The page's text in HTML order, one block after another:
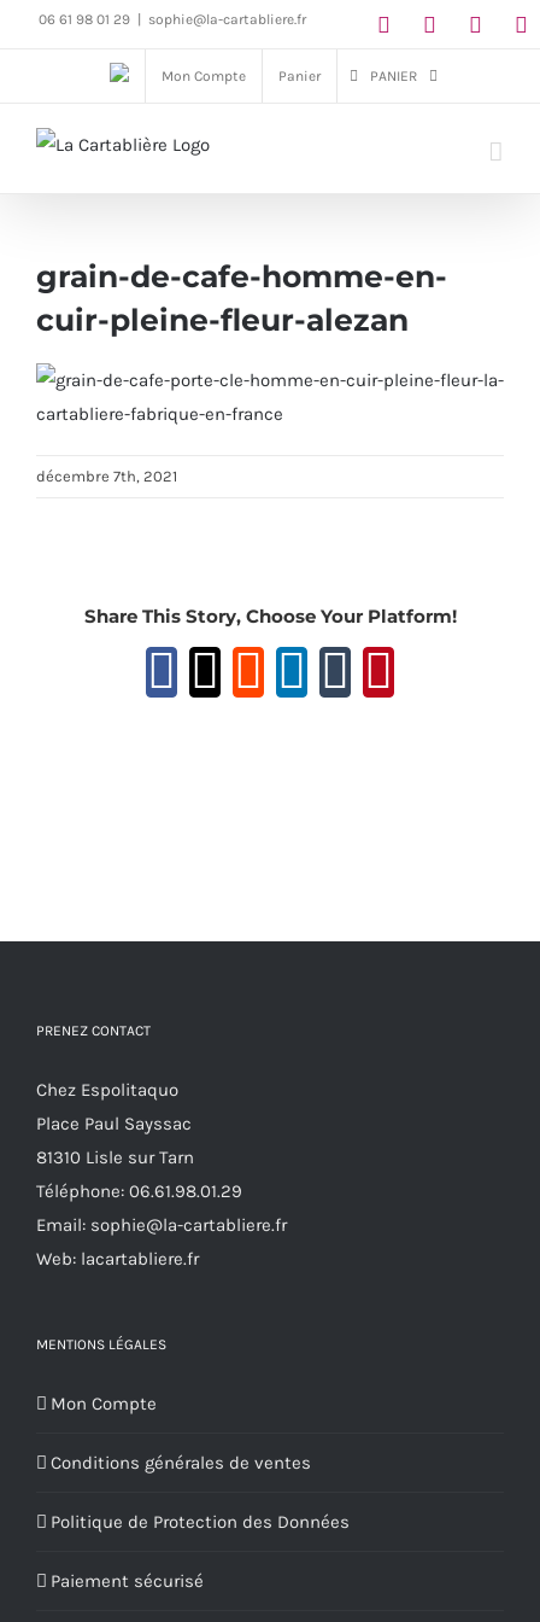
Passer06 61 98 01 29 sophie@la-cartabliere.fr
Mon Compte Panier PANIER
grain-de-cafe-homme-en-
cuir-pleine-fleur-alezan
décembre 7th, 2021
Share This Story, Choose Your Platform!
Facebook
XReddit
LinkedIn
Tumblr
PRENEZ CONTACT
Chez Espolitaquo
Place Paul Sayssac
81310 Lisle sur Tarn
Téléphone: 06.61.98.01.29
Email: sophie@la-cartabliere.fr
Web: lacartabliere.fr
MENTIONS LÉGALES
Mon Compte
Conditions générales de ventes
Politique de Protection des Données
Paiement sécurisé